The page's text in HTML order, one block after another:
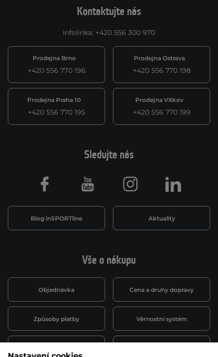
Kontaktujte nás
Infolinka: +420 556 300 970
Prodejna Brno
+420 556 770 196
Prodejna Ostrava
+420 556 770 198
Prodejna Praha 10
+420 556 770 195
Prodejna Vítkov
+420 556 770 199
Vše o nákupu
Objednávka Cena a druhy dopravy
Způsoby platby Věrnostní systém
Sledujte nás
Blog inSPORTline Aktuality
Facebook Youtube Instagram LinkedIn